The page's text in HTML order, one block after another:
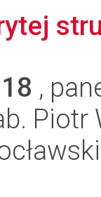
,
Piotr